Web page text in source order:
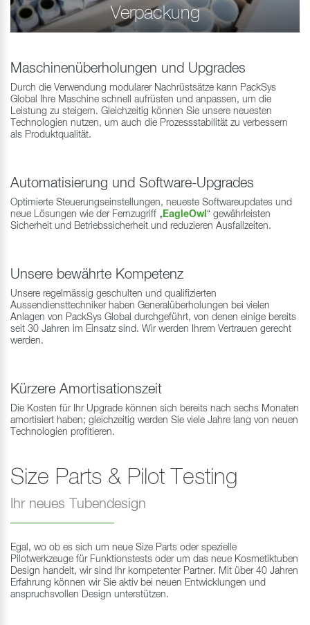
Verpackung
Maschinenüberholungen und Upgrades
Durch die Verwendung modularer Nachrüstsätze kann PackSys
Global Ihre Maschine schnell aufrüsten und anpassen, um die
Leistung zu steigern. Gleichzeitig können Sie unsere neuesten
Technologien nutzen, um auch die Prozessstabilität zu verbessern
als Produktqualität.
Automatisierung und Software-Upgrades
Optimierte Steuerungseinstellungen, neueste Softwareupdates und
neue Lösungen wie der Fernzugriff „ EagleOwl “ gewährleisten
Sicherheit und Betriebssicherheit und reduzieren Ausfallzeiten.
Unsere bewährte Kompetenz
Unsere regelmässig geschulten und qualifizierten
Aussendiensttechniker haben Generalüberholungen bei vielen
Anlagen von PackSys Global durchgeführt, von denen einige bereits
seit 30 Jahren im Einsatz sind. Wir werden Ihrem Vertrauen gerecht
werden.
Kürzere Amortisationszeit
Die Kosten für Ihr Upgrade können sich bereits nach sechs Monaten
amortisiert haben; gleichzeitig werden Sie viele Jahre lang von neuen
Technologien profitieren.
Size Parts & Pilot Testing
Ihr neues Tubendesign
Egal, wo ob es sich um neue Size Parts oder spezielle
Pilotwerkzeuge für Funktionstests oder um das neue Kosmetiktuben
Design handelt, wir sind Ihr kompetenter Partner. Mit über 40 Jahren
Erfahrung können wir Sie aktiv bei neuen Entwicklungen und
anspruchsvollen Design unterstützen.